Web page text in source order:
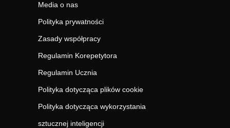
Media o nas
Polityka prywatności
Zasady współpracy
Regulamin Korepetytora
Regulamin Ucznia
Polityka dotycząca plików cookie
Polityka dotycząca wykorzystania
sztucznej inteligencji